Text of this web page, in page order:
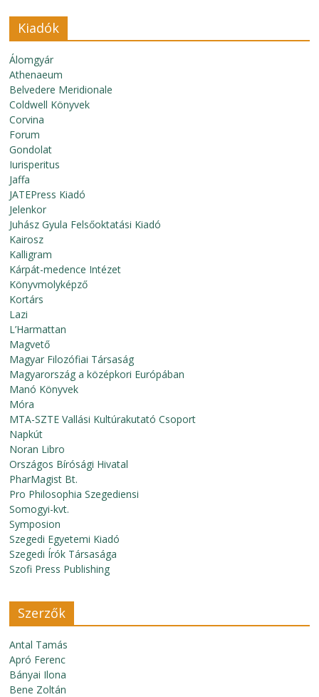
Kiadók
Álomgyár
Athenaeum
Belvedere Meridionale
Coldwell Könyvek
Corvina
Forum
Gondolat
Iurisperitus
Jaffa
JATEPress Kiadó
Jelenkor
Juhász Gyula Felsőoktatási Kiadó
Kairosz
Kalligram
Kárpát-medence Intézet
Könyvmolyképző
Kortárs
Lazi
L’Harmattan
Magvető
Magyar Filozófiai Társaság
Magyarország a középkori Európában
Manó Könyvek
Móra
MTA-SZTE Vallási Kultúrakutató Csoport
Napkút
Noran Libro
Országos Bírósági Hivatal
PharMagist Bt.
Pro Philosophia Szegediensi
Somogyi-kvt.
Symposion
Szegedi Egyetemi Kiadó
Szegedi Írók Társasága
Szofi Press Publishing
Szerzők
Antal Tamás
Apró Ferenc
Bányai Ilona
Bene Zoltán